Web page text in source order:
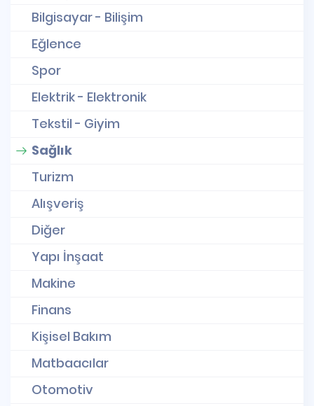
Bilgisayar - Bilişim
Eğlence
Spor
Elektrik - Elektronik
Tekstil - Giyim
Sağlık
Turizm
Alışveriş
Diğer
Yapı İnşaat
Makine
Finans
Kişisel Bakım
Matbaacılar
Otomotiv